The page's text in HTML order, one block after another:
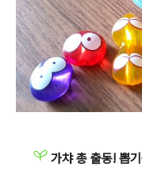
가챠 총 출동! 뽑